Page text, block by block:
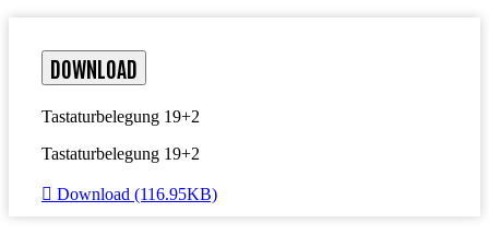
DOWNLOAD
Tastaturbelegung 19+2
Tastaturbelegung 19+2
 Download (116.95KB)